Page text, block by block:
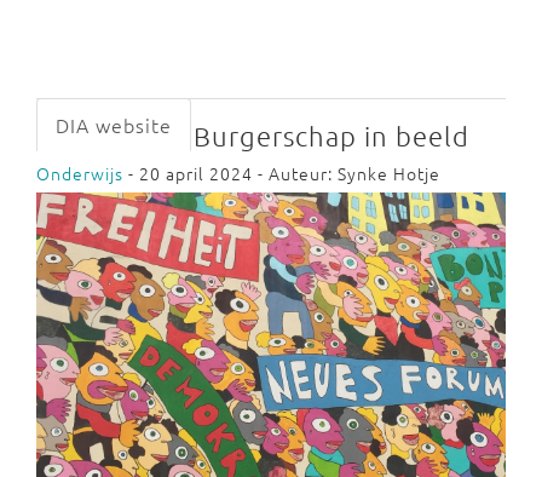
DIA website Burgerschap in beeld
Onderwijs - 20 april 2024 - Auteur: Synke Hotje